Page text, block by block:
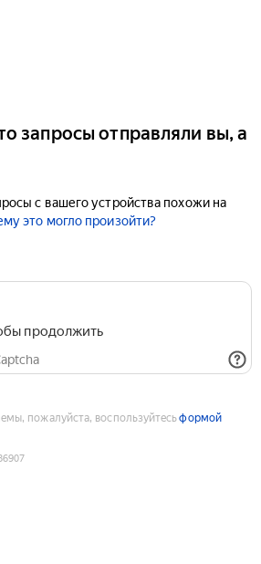
запросы отправляли вы, а
с вашего устройства похожи на
это могло произойти?
продолжить
пожалуйста, воспользуйтесьформой